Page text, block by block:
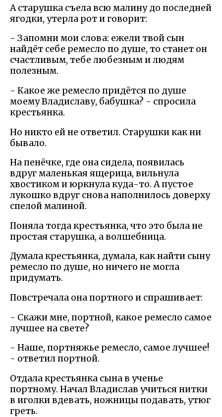
А старушка съела всю малину до последней
ягодки, утерла рот и говорит:
- Запомни мои слова: ежели твой сын
найдёт себе ремесло по душе, то станет он
счастливым, тебе любезным и людям
полезным.
- Какое же ремесло придётся по душе
моему Владиславу, бабушка? - спросила
крестьянка.
Но никто ей не ответил. Старушки как ни
бывало.
На пенёчке, где она сидела, появилась
вдруг маленькая ящерица, вильнула
хвостиком и юркнула куда-то. А пустое
лукошко вдруг снова наполнилось доверху
спелой малиной.
Поняла тогда крестьянка, что это была не
простая старушка, а волшебница.
Думала крестьянка, думала, как найти сыну
ремесло по душе, но ничего не могла
придумать.
Повстречала она портного и спрашивает:
- Скажи мне, портной, какое ремесло самое
лучшее на свете?
- Наше, портняжье ремесло, самое лучшее!
- ответил портной.
Отдала крестьянка сына в ученье
портному. Начал Владислав учиться нитки
в иголки вдевать, ножницы подавать, утюг
греть.